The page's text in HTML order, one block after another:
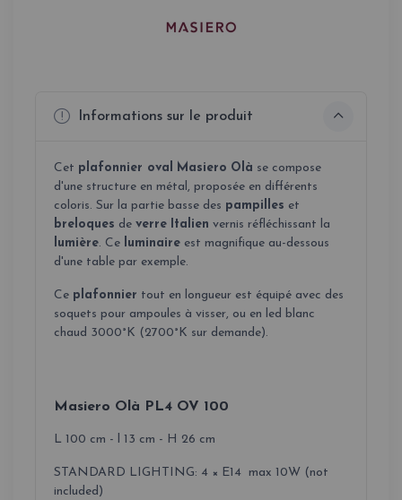
Informations sur le produit
Cet plafonnier oval Masiero Olà se compose
d'une structure en métal, proposée en différents
coloris. Sur la partie basse des pampilles et
breloques de verre Italien vernis réfléchissant la
lumière. Ce luminaire est magnifique au-dessous
d'une table par exemple.
Ce plafonnier tout en longueur est équipé avec des
soquets pour ampoules à visser, ou en led blanc
chaud 3000°K (2700°K sur demande).
Masiero Olà PL4 OV 100
L 100 cm - l 13 cm - H 26 cm
STANDARD LIGHTING: 4 × E14 max 10W (not
included)